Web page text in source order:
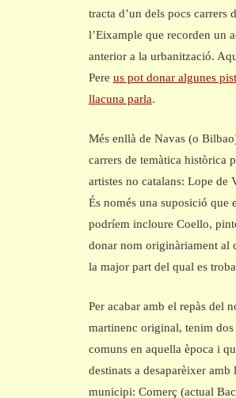
tracta d’un dels pocs carrers
l’Eixample que recorden un
anterior a la urbanització.
Pere us pot donar algunes
llacuna parla.
Més enllà de Navas (o
carrers de temàtica històrica
artistes no catalans: Lope de
És només una suposició que
podríem incloure Coello,
donar nom originàriament al
la major part del qual es
Per acabar amb el repàs del
martinenc original, tenim
comuns en aquella època i
destinats a desaparèixer amb
municipi: Comerç (actual